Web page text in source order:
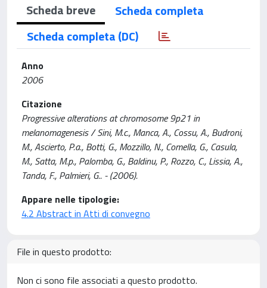
Scheda breve
Scheda completa
Scheda completa (DC)
Anno
2006
Citazione
Progressive alterations at chromosome 9p21 in
melanomagenesis / Sini, M.c., Manca, A., Cossu, A., Budroni,
M., Ascierto, P.a., Botti, G., Mozzillo, N., Comella, G., Casula,
M., Satta, M.p., Palomba, G., Baldinu, P., Rozzo, C., Lissia, A.,
Tanda, F., Palmieri, G.. - (2006).
Appare nelle tipologie:
4.2 Abstract in Atti di convegno
File in questo prodotto:
Non ci sono file associati a questo prodotto.